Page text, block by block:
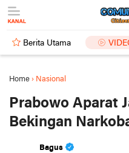
Berita Utama
Home › Nasional
Prabowo Aparat
Bekingan
Bagus